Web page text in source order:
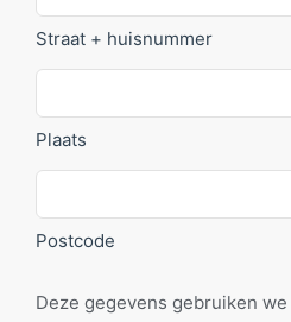
Straat + huisnummer
Plaats
Postcode
Deze gegevens gebruiken